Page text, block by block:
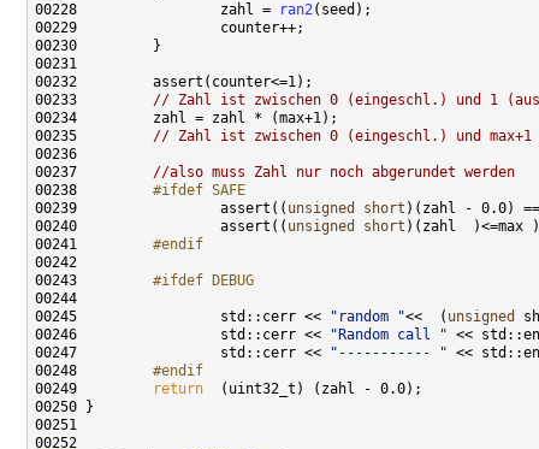
00228                 zahl =
ran2
00233 // Zahl ist zwischen 0 (eingeschl.) und 1
00235 // Zahl ist zwischen 0 (eingeschl.) und max+1
00237 //also muss Zahl nur noch abgerundet werden
00238
        #ifdef SAFE
00239
                assert((
unsigned short )(zahl - 0.0)
00240                 assert(( unsigned
short
00241
        #endif
00242
00243
        #ifdef DEBUG
00244
00245                 std::cerr <<
"random "<<  ( unsigned
00246                 std::cerr <<
"Random call "
00247                 std::cerr <<
"----------- "
00248
        #endif
00249
return